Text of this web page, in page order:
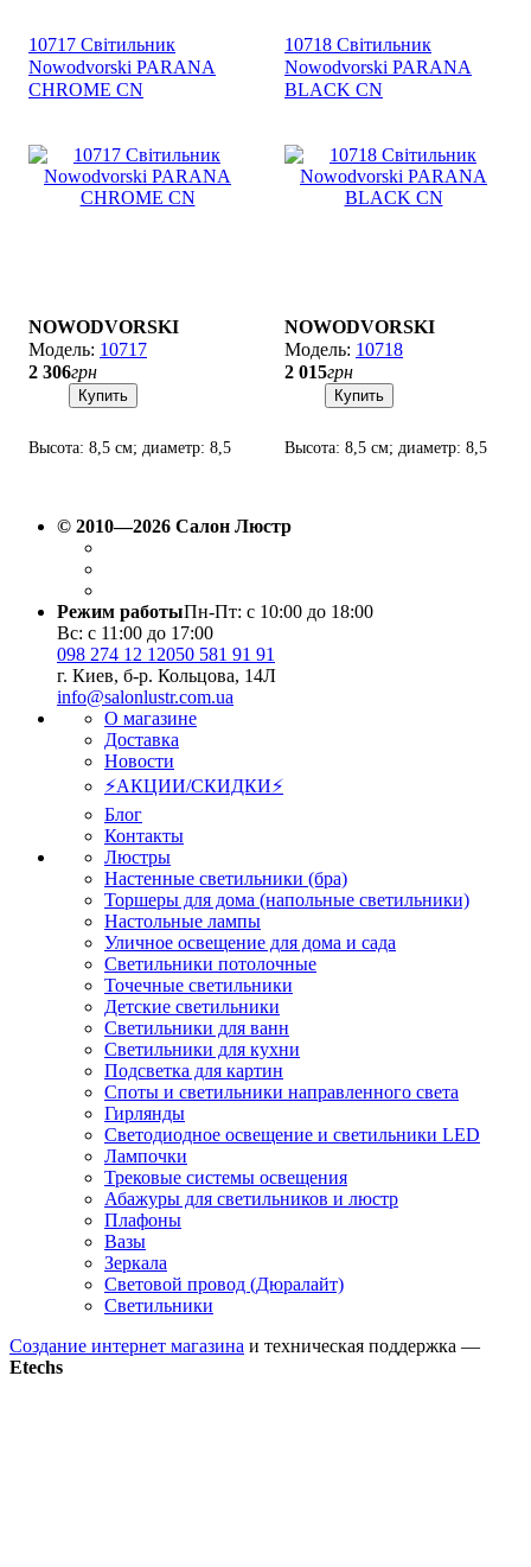
10717 Світильник
Nowodvorski PARANA
CHROME CN
NOWODVORSKI
10717
2 306грн
Купить
Высота: 8,5 см; диаметр: 8,5
10718 Світильник
Nowodvorski PARANA
BLACK CN
NOWODVORSKI
10718
2 015грн
Купить
Высота: 8,5 см; диаметр: 8,5
© 2010—2026 Салон Люстр
Режим работыПн-Пт: с 10:00 до 18:00
Вс: с 11:00 до 17:00
098 274 12 12050 581 91 91
г. Киев, б-р. Кольцова, 14Л
info@salonlustr.com.ua
О магазине
Доставка
Новости
⚡АКЦИИ/СКИДКИ⚡
Блог
Контакты
Люстры
Настенные светильники (бра)
Торшеры для дома (напольные светильники)
Настольные лампы
Уличное освещение для дома и сада
Светильники потолочные
Точечные светильники
Детские светильники
Светильники для ванн
Светильники для кухни
Подсветка для картин
Споты и светильники направленного света
Гирлянды
Светодиодное освещение и светильники LED
Лампочки
Трековые системы освещения
Абажуры для светильников и люстр
Плафоны
Вазы
Зеркала
Световой провод (Дюралайт)
Светильники
Создание интернет магазина и техническая поддержка —
Etechs